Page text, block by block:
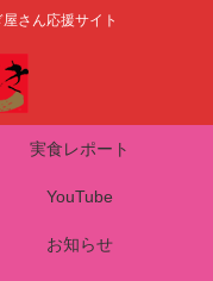
さん応援サイト
実食レポート
YouTube
お知らせ